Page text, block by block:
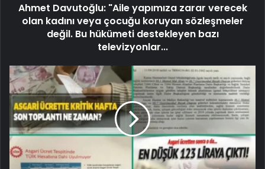
Ahmet Davutoğlu: "Aile yapımıza zarar verecek
olan kadını veya çocuğu koruyan sözleşmeler
değil. Bu hükümeti destekleyen bazı
televizyonlar...